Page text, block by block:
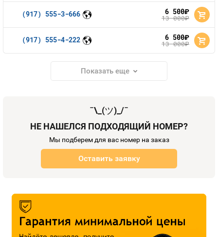
(917) 555-3-666 6 500руб.
13 000руб.
(917) 555-4-222 6 500руб.
13 000руб.
Показать еще
¯\_(ツ)_/¯
НЕ НАШЕЛСЯ ПОДХОДЯЩИЙ НОМЕР?
Мы подберем для вас номер на заказ
Оставить заявку